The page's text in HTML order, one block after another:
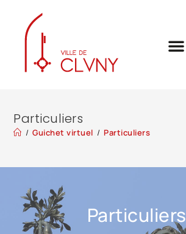
Particuliers
/ Guichet virtuel / Particuliers
Particuliers